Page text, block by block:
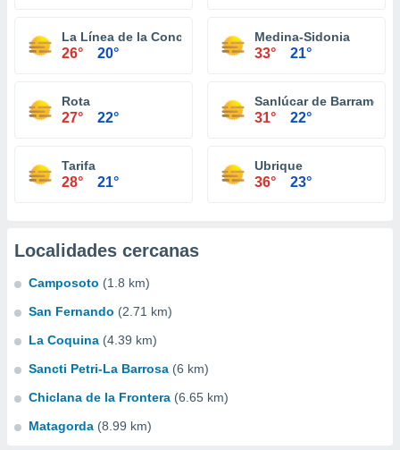
La Línea de la Concepción
26° 20°
Medina-Sidonia
33° 21°
Rota
27° 22°
Sanlúcar de Barrameda
31° 22°
Tarifa
28° 21°
Ubrique
36° 23°
Localidades cercanas
Camposoto (1.8 km)
San Fernando (2.71 km)
La Coquina (4.39 km)
Sancti Petri-La Barrosa (6 km)
Chiclana de la Frontera (6.65 km)
Matagorda (8.99 km)